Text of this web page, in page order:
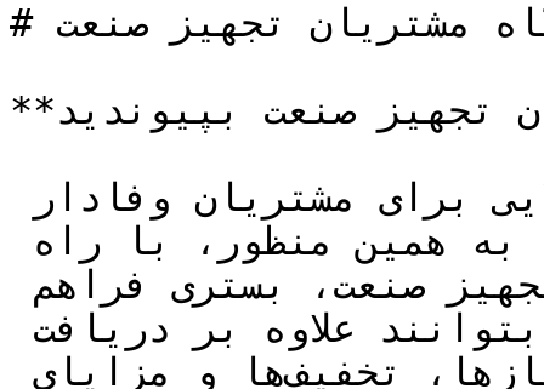
# باشگاه مشتریان تجهیز صنعت
**به باشگاه مشتریان تجهیز صنعت بپیوندید**